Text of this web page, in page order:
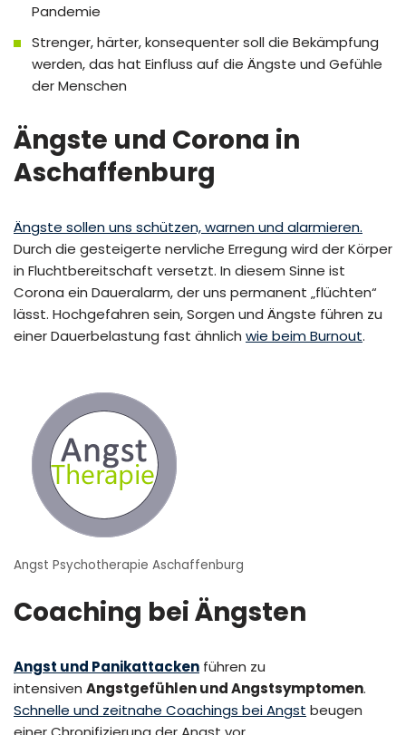
Pandemie
Strenger, härter, konsequenter soll die Bekämpfung
werden, das hat Einfluss auf die Ängste und Gefühle
der Menschen
Ängste und Corona in
Aschaffenburg
Ängste sollen uns schützen, warnen und alarmieren.
Durch die gesteigerte nervliche Erregung wird der Körper
in Fluchtbereitschaft versetzt. In diesem Sinne ist
Corona ein Daueralarm, der uns permanent „flüchten“
lässt. Hochgefahren sein, Sorgen und Ängste führen zu
einer Dauerbelastung fast ähnlich wie beim Burnout.
Angst Psychotherapie Aschaffenburg
Coaching bei Ängsten
Angst und Panikattacken führen zu
intensiven Angstgefühlen und Angstsymptomen.
Schnelle und zeitnahe Coachings bei Angst beugen